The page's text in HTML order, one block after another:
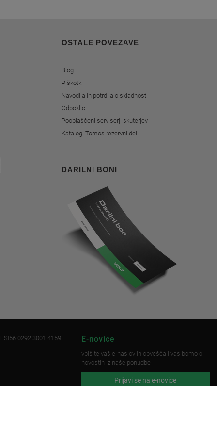
OSTALE POVEZAVE
Blog
Piškotki
Navodila in potrdila o skladnosti
Odpoklici
Pooblaščeni serviserji skuterjev
Katalogi Tomos rezervni deli
DARILNI BONI
SI56 0292 3001 4159
E-novice
vpišite vaš e-naslov in obveščali vas bomo o
novostih iz naše ponudbe
Prijavi se na e-novice